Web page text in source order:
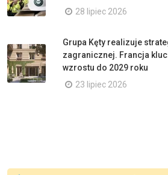
28 lipiec 2026
Grupa Kęty realizuje
zagranicznej. Francja
wzrostu do 2029 roku
23 lipiec 2026